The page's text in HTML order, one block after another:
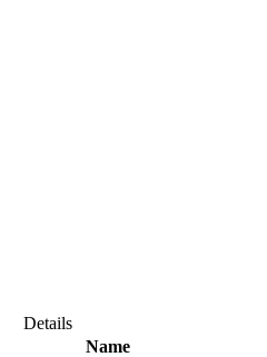
Details
Name